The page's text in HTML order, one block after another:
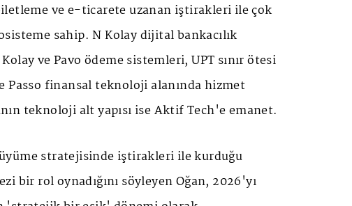
ve e-ticarete uzanan iştirakleri ile çok
sahip. N Kolay dijital bankacılık
ve Pavo ödeme sistemleri, UPT sınır ötesi
Passo finansal teknoloji alanında hizmet
teknoloji alt yapısı ise Aktif Tech'e emanet.
stratejisinde iştirakleri ile kurduğu
bir rol oynadığını söyleyen Oğan, 2026'yı